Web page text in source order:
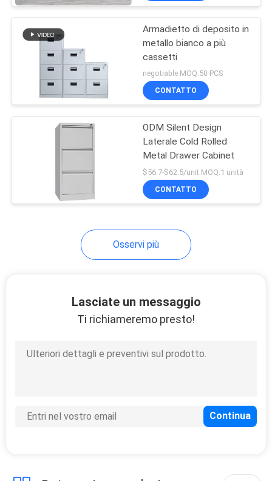
Armadietto di deposito in
metallo bianco a più
cassetti
negotiable MOQ:50 PCS
CONTATTO
ODM Silent Design
Laterale Cold Rolled
Metal Drawer Cabinet
$56.7-$62.5/unit MOQ:1 unità
CONTATTO
Osservi più
Lasciate un messaggio
Ti richiameremo presto!